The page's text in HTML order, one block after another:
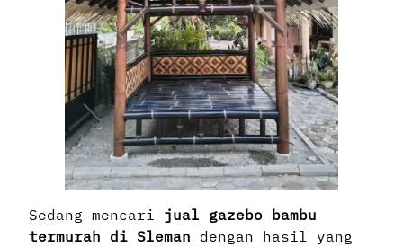
Sedang mencari jual gazebo bambu
termurah di Sleman dengan hasil yang